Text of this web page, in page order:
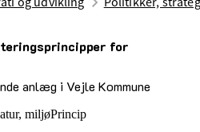
for
anlæg i Vejle Kommune
miljøPrincip